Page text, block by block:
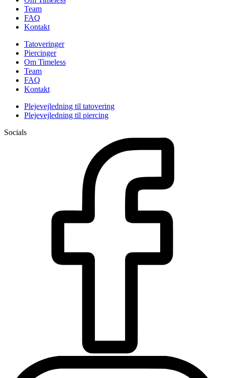
Team
FAQ
Kontakt
Tatoveringer
Piercinger
Om Timeless
Team
FAQ
Kontakt
Plejevejledning til tatovering
Plejevejledning til piercing
Socials